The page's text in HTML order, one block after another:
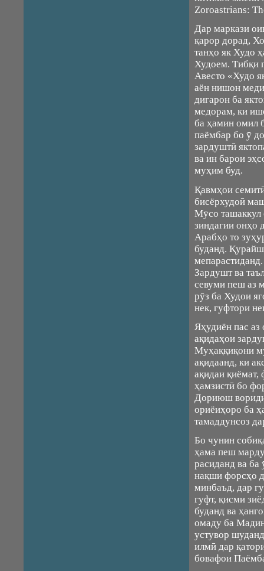
Zoroastrians:
Дар маркази
қарор дорад,
танҳо як Худо
Худоем. Тибқи
Авесто «Худо
аён нишон
дигарон ба
медорам, ки
ба ҳамин омил
паёмбар бо ӯ
зардуштӣ
ва ин барои
муҳим буд.
Қавмҳои
бисёрхудоӣ
Мӯсо ташаккул
зиндагии онҳо
Арабҳо то
буданд.
Зардушт ва
севуми пеш аз
рӯз ба Худои
нек, гуфтори
Яҳудиён пас
ақидаҳои
Муҳаққиқони
ақидаанд, ки
ақидаи қиёмат,
ҳамзистӣ бо
Дориюш вориди
ориёиҳоро ба
тамаддунсоз
Бо чунин
ҳама пеш
расиданд ва
нақши форсҳо
минбаъд, дар
гуфт, қисми
буданд ва
омаду ба
устувор
илмӣ дар
бовафои